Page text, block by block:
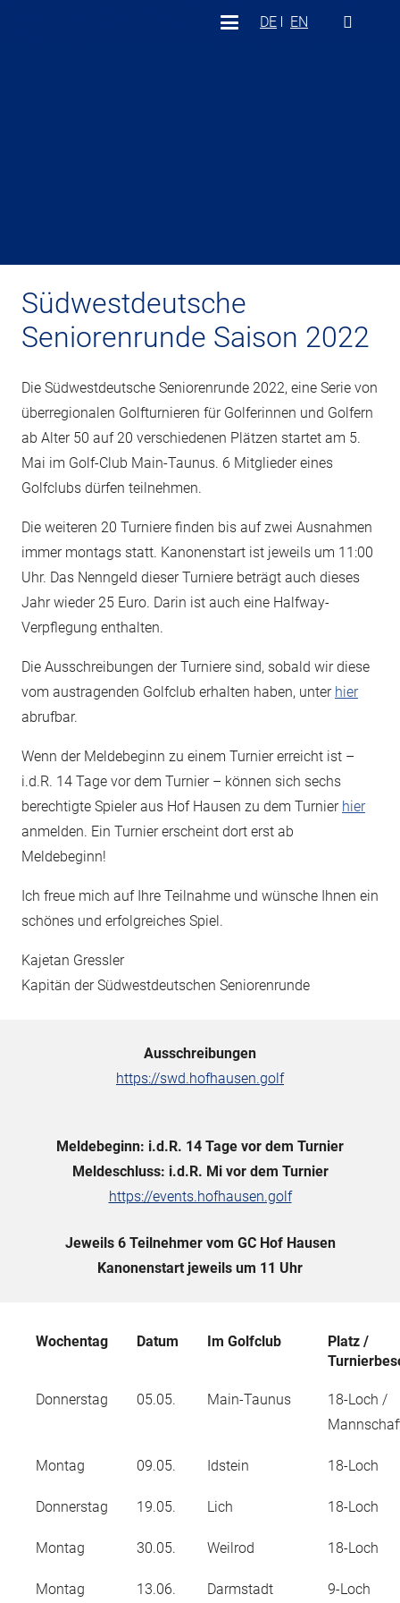
DE EN
Südwestdeutsche
Seniorenrunde Saison 2022
Die Südwestdeutsche Seniorenrunde 2022, eine Serie von
überregionalen Golfturnieren für Golferinnen und Golfern
ab Alter 50 auf 20 verschiedenen Plätzen startet am 5.
Mai im Golf-Club Main-Taunus. 6 Mitglieder eines
Golfclubs dürfen teilnehmen.
Die weiteren 20 Turniere finden bis auf zwei Ausnahmen
immer montags statt. Kanonenstart ist jeweils um 11:00
Uhr. Das Nenngeld dieser Turniere beträgt auch dieses
Jahr wieder 25 Euro. Darin ist auch eine Halfway-
Verpflegung enthalten.
Die Ausschreibungen der Turniere sind, sobald wir diese
vom austragenden Golfclub erhalten haben, unter hier
abrufbar.
Wenn der Meldebeginn zu einem Turnier erreicht ist –
i.d.R. 14 Tage vor dem Turnier – können sich sechs
berechtigte Spieler aus Hof Hausen zu dem Turnier hier
anmelden. Ein Turnier erscheint dort erst ab
Meldebeginn!
Ich freue mich auf Ihre Teilnahme und wünsche Ihnen ein
schönes und erfolgreiches Spiel.
Kajetan Gressler
Kapitän der Südwestdeutschen Seniorenrunde
Ausschreibungen
https://swd.hofhausen.golf
Meldebeginn: i.d.R. 14 Tage vor dem Turnier
Meldeschluss: i.d.R. Mi vor dem Turnier
https://events.hofhausen.golf
Jeweils 6 Teilnehmer vom GC Hof Hausen
Kanonenstart jeweils um 11 Uhr
Wochentag Datum Im Golfclub
Platz /
Donnerstag 05.05. Main-Taunus
18-Loch /
Montag 09.05. Idstein 18-Loch
Donnerstag 19.05. Lich 18-Loch
Montag 30.05. Weilrod 18-Loch
Montag 13.06. Darmstadt 9-Loch